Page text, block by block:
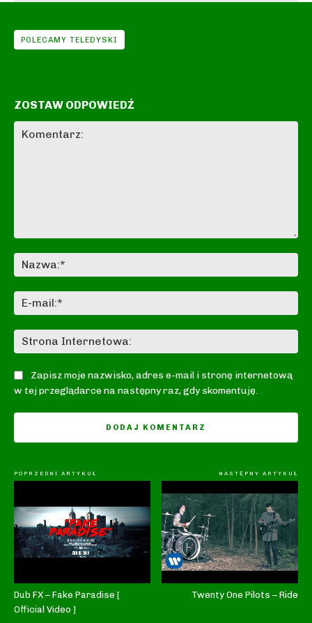
POLECAMY TELEDYSKI
ZOSTAW ODPOWIEDŹ
Zapisz moje nazwisko, adres e-mail i stronę internetową
w tej przeglądarce na następny raz, gdy skomentuję.
POPRZEDNI ARTYKUŁ
Dub FX – Fake Paradise [
Official Video ]
NASTĘPNY ARTYKUŁ
Twenty One Pilots – Ride